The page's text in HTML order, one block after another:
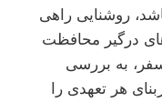
روشنایی راهی
درگیر محافظت
به بررسی
هر تعهدی را